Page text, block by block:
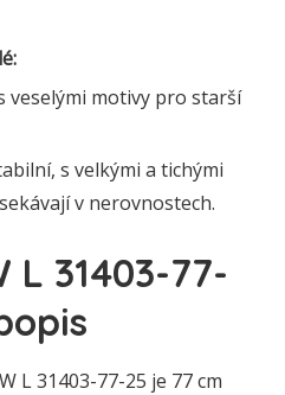
veselými motivy pro starší
s velkými a tichými
v nerovnostech.
L 31403-77-
L 31403-77-25 je 77 cm